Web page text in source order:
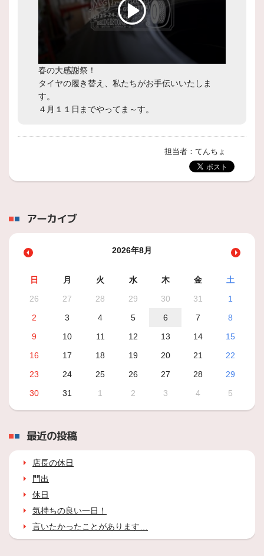
春の大感謝祭！
タイヤの履き替え、私たちがお手伝いいたしま
す。
４月１１日までやってま～す。
担当者：てんちょ
アーカイブ
2026年8月
日 月 火 水 木 金
土
26
27 28 29 30 31
1
2
3 4 5 6 7
8
9
10 11 12 13 14
15
16
17 18 19 20 21
22
23
24 25 26 27 28
29
30
31 1 2 3 4 5
最近の投稿
店長の休日
門出
休日
気持ちの良い一日！
言いたかったことがあります…